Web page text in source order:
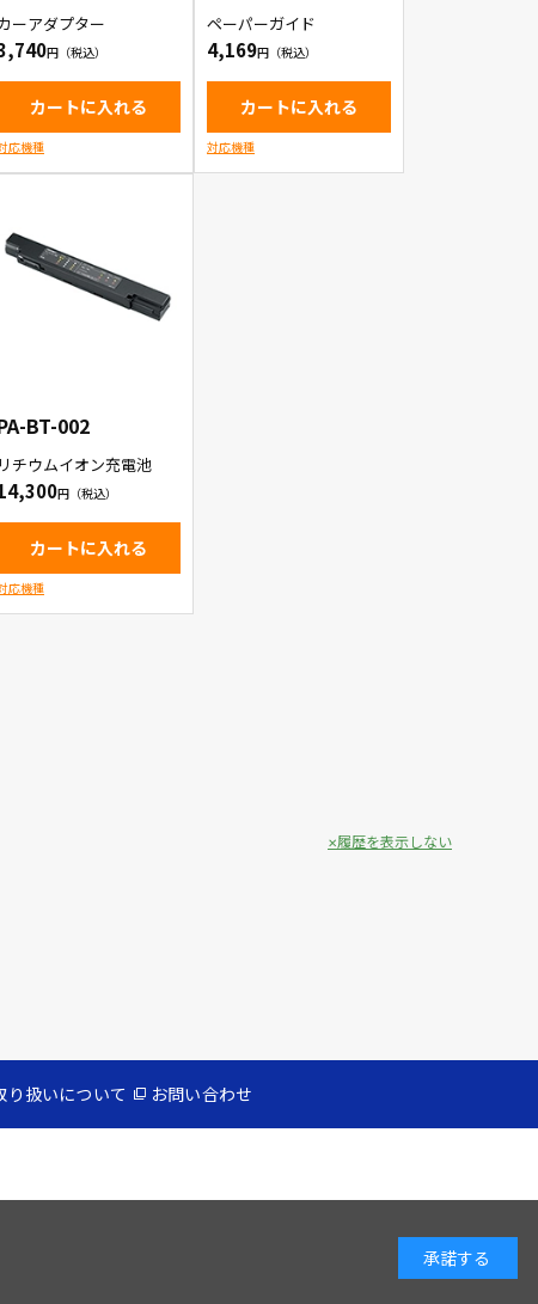
ーアダプター
カートに入れる
応機種
ペーパーガイド
4,169
カートに入れる
対応機種
BT-002
リチウムイオン充電池
カートに入れる
応機種
履歴を表示しない
り扱いについて お問い合わせ
承諾する